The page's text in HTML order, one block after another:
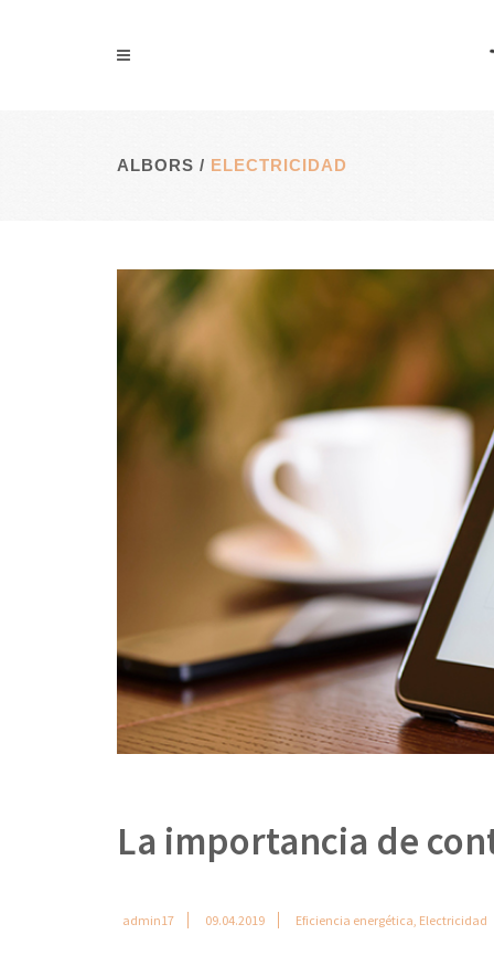
ALBORS / ELECTRICIDAD
La importancia de
admin17 09.04.2019 Eficiencia energética Electricidad